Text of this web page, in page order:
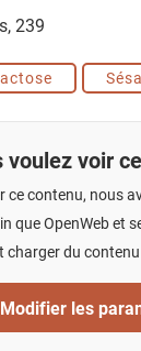
239
voulez voir
ce contenu, nous
que OpenWeb et
charger du
Modifier les